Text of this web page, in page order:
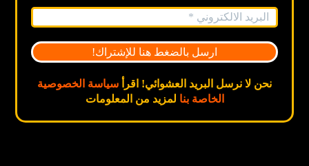
نحن لا نرسل البريد العشوائي! اقرأ سياسة الخصوصية
الخاصة بنا لمزيد من المعلومات